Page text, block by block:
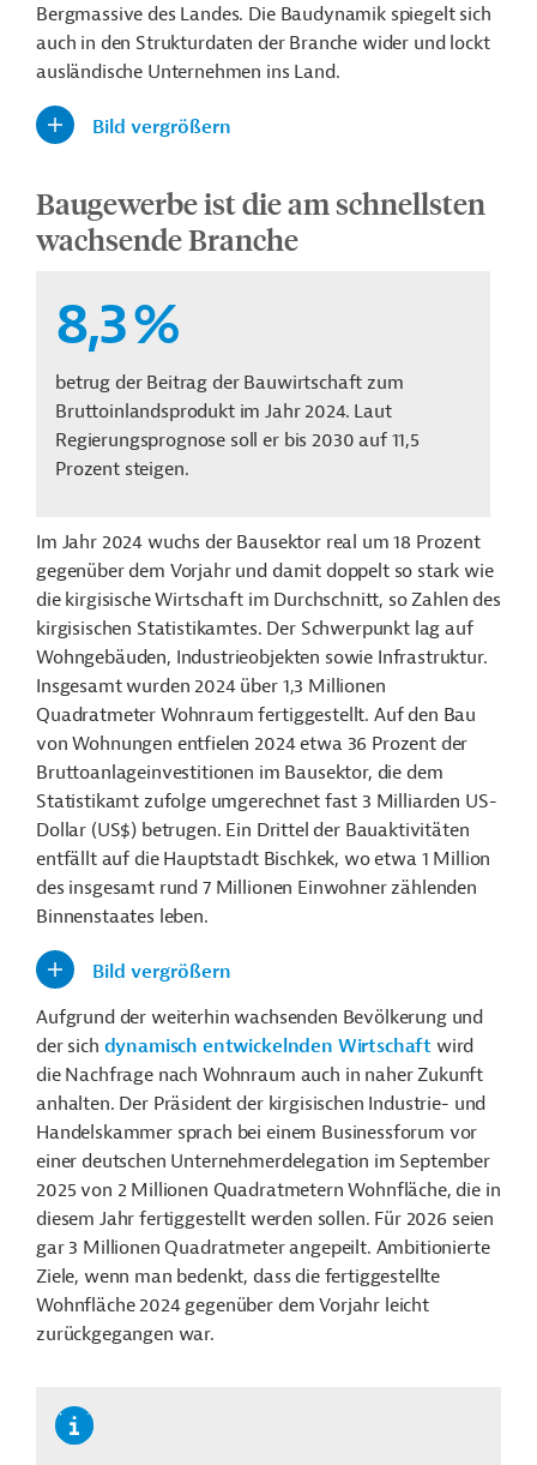
Bergmassive des Landes. Die Baudynamik spiegelt sich
auch in den Strukturdaten der Branche wider und lockt
ausländische Unternehmen ins Land.
Bild vergrößern
Baugewerbe ist die am schnellsten
wachsende Branche
8,3%
betrug der Beitrag der Bauwirtschaft zum
Bruttoinlandsprodukt im Jahr 2024. Laut
Regierungsprognose soll er bis 2030 auf 11,5
Prozent steigen.
Im Jahr 2024 wuchs der Bausektor real um 18 Prozent
gegenüber dem Vorjahr und damit doppelt so stark wie
die kirgisische Wirtschaft im Durchschnitt, so Zahlen des
kirgisischen Statistikamtes. Der Schwerpunkt lag auf
Wohngebäuden, Industrieobjekten sowie Infrastruktur.
Insgesamt wurden 2024 über 1,3 Millionen
Quadratmeter Wohnraum fertiggestellt. Auf den Bau
von Wohnungen entfielen 2024 etwa 36 Prozent der
Bruttoanlageinvestitionen im Bausektor, die dem
Statistikamt zufolge umgerechnet fast 3 Milliarden US-
Dollar (US$) betrugen. Ein Drittel der Bauaktivitäten
entfällt auf die Hauptstadt Bischkek, wo etwa 1 Million
des insgesamt rund 7 Millionen Einwohner zählenden
Binnenstaates leben.
Bild vergrößern
Aufgrund der weiterhin wachsenden Bevölkerung und
der sich dynamisch entwickelnden Wirtschaft wird
die Nachfrage nach Wohnraum auch in naher Zukunft
anhalten. Der Präsident der kirgisischen Industrie- und
Handelskammer sprach bei einem Businessforum vor
einer deutschen Unternehmerdelegation im September
2025 von 2 Millionen Quadratmetern Wohnfläche, die in
diesem Jahr fertiggestellt werden sollen. Für 2026 seien
gar 3 Millionen Quadratmeter angepeilt. Ambitionierte
Ziele, wenn man bedenkt, dass die fertiggestellte
Wohnfläche 2024 gegenüber dem Vorjahr leicht
zurückgegangen war.